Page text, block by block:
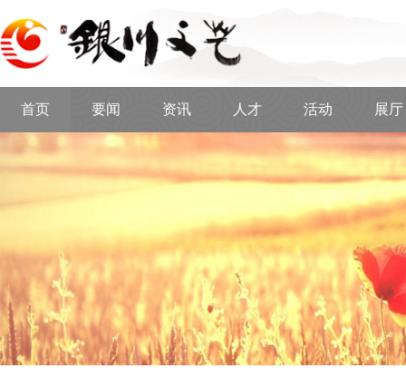
首页 要闻 资讯 人才 活动 展厅